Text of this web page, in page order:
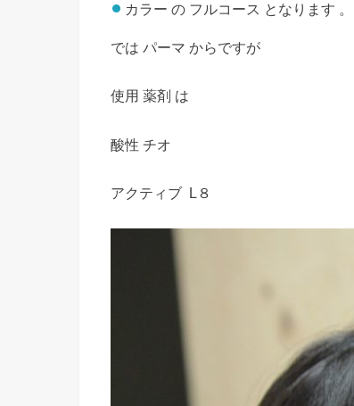
カラー の フルコース となります 。
では パーマ からですが
使用 薬剤 は
酸性 チオ
アクティブ L８